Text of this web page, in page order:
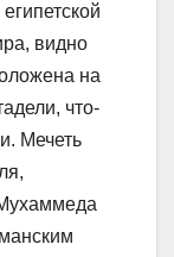
видно
на
что-
Мечеть